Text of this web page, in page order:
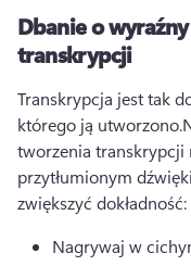
Dbanie o
transkrypcji
Transkrypcja jest tak
którego ją utworzono.
tworzenia
przytłumionym
zwiększyć dokładność:
Nagrywaj w